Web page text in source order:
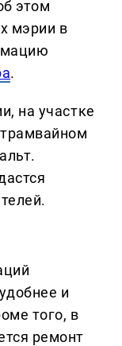
этом
мэрии в
.
на участке
и
того, в
ремонт